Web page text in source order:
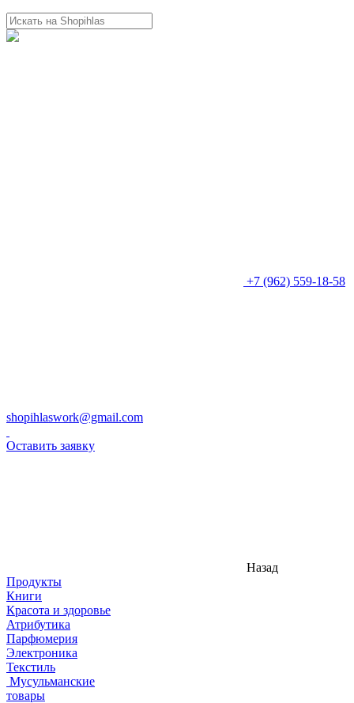
+7 (962) 559-18-58
shopihlaswork@gmail.com
Оставить заявку
Назад
Продукты
Книги
Красота и здоровье
Атрибутика
Парфюмерия
Электроника
Текстиль
Мусульманские
товары